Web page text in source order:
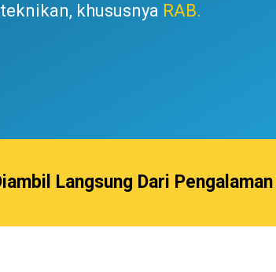
khususnya RAB.
Langsung Dari Pengalaman